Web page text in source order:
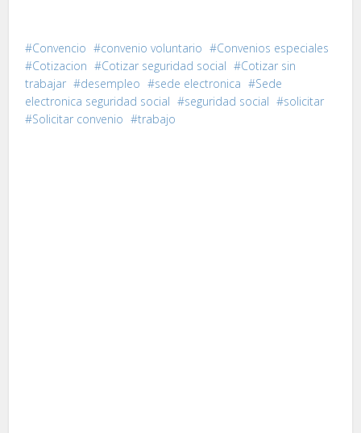
Convencio convenio voluntario
Convenios especiales
Cotizacion
Cotizar seguridad social
Cotizar sin
trabajar
desempleo sede electronica
Sede
electronica seguridad social
seguridad social
solicitar
Solicitar convenio
trabajo